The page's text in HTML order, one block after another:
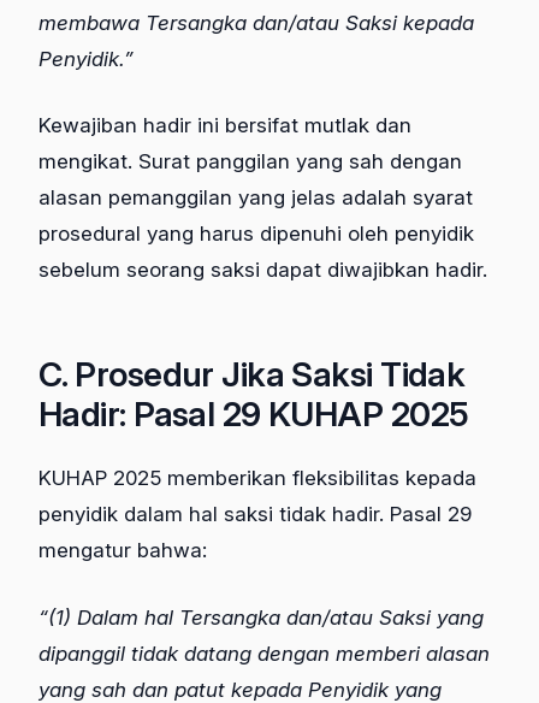
membawa Tersangka dan/atau Saksi kepada
Penyidik.”
Kewajiban hadir ini bersifat mutlak dan
mengikat. Surat panggilan yang sah dengan
alasan pemanggilan yang jelas adalah syarat
prosedural yang harus dipenuhi oleh penyidik
sebelum seorang saksi dapat diwajibkan hadir.
C. Prosedur Jika Saksi Tidak
Hadir: Pasal 29 KUHAP 2025
KUHAP 2025 memberikan fleksibilitas kepada
penyidik dalam hal saksi tidak hadir. Pasal 29
mengatur bahwa:
“(1) Dalam hal Tersangka dan/atau Saksi yang
dipanggil tidak datang dengan memberi alasan
yang sah dan patut kepada Penyidik yang